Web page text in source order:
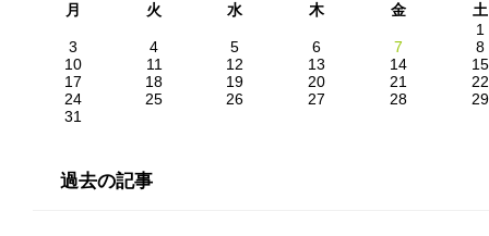
月 火 水 木 金
土
1
3
4 5 6 7
8
10
11 12 13 14
15
17
18 19 20 21
22
24
25 26 27 28
29
31
過去の記事